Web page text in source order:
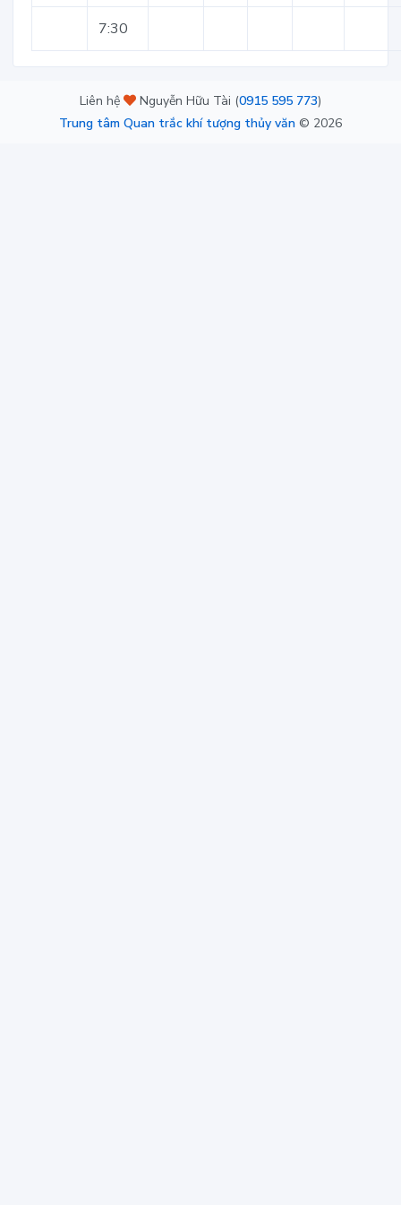
7:30
Liên hệ Nguyễn Hữu Tài (0915 595 773)
Trung tâm Quan trắc khí tượng thủy văn © 2026